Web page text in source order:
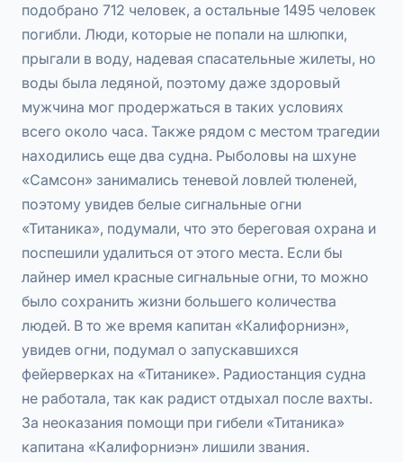
подобрано 712 человек, а остальные 1495 человек
погибли. Люди, которые не попали на шлюпки,
прыгали в воду, надевая спасательные жилеты, но
воды была ледяной, поэтому даже здоровый
мужчина мог продержаться в таких условиях
всего около часа. Также рядом с местом трагедии
находились еще два судна. Рыболовы на шхуне
«Самсон» занимались теневой ловлей тюленей,
поэтому увидев белые сигнальные огни
«Титаника», подумали, что это береговая охрана и
поспешили удалиться от этого места. Если бы
лайнер имел красные сигнальные огни, то можно
было сохранить жизни большего количества
людей. В то же время капитан «Калифорниэн»,
увидев огни, подумал о запускавшихся
фейерверках на «Титанике». Радиостанция судна
не работала, так как радист отдыхал после вахты.
За неоказания помощи при гибели «Титаника»
капитана «Калифорниэн» лишили звания.